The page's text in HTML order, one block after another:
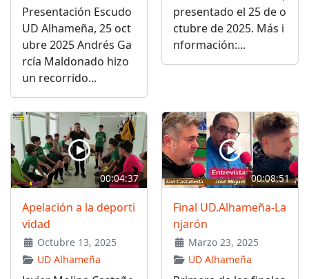
Presentación Escudo
UD Alhameña, 25 oct
ubre 2025 Andrés Ga
rcía Maldonado hizo
un recorrido...
presentado el 25 de o
ctubre de 2025. Más i
nformación:...
00:04:37
Apelación a la deporti
vidad
Octubre 13, 2025
UD Alhameña
00:08:51
Final UD.Alhameña-La
njarón
Marzo 23, 2025
UD Alhameña